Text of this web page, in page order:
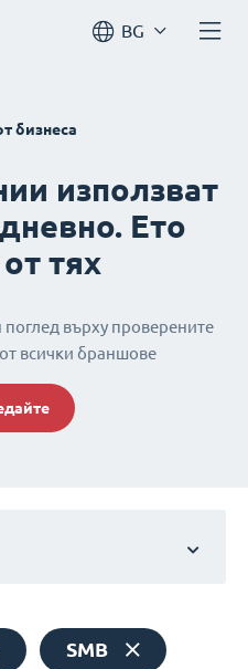
BG
бизнеса
използват
Ето
тях
върху проверените
всички браншове
SMB